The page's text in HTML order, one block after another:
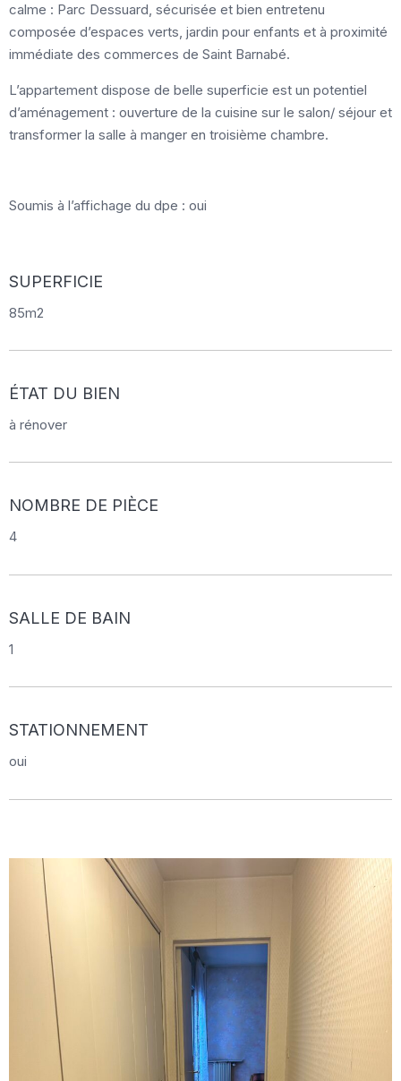
calme : Parc Dessuard, sécurisée et bien entretenu
composée d’espaces verts, jardin pour enfants et à proximité
immédiate des commerces de Saint Barnabé.
L’appartement dispose de belle superficie est un potentiel
d’aménagement : ouverture de la cuisine sur le salon/ séjour et
transformer la salle à manger en troisième chambre.
Soumis à l’affichage du dpe : oui
SUPERFICIE
85m2
ÉTAT DU BIEN
à rénover
NOMBRE DE PIÈCE
4
SALLE DE BAIN
1
STATIONNEMENT
oui